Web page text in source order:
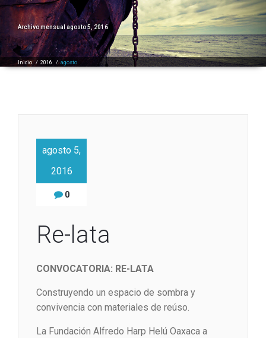
Archivo mensual agosto 5, 2016
Inicio / 2016 / agosto
agosto 5,
2016
0
Re-lata
CONVOCATORIA: RE-LATA
Construyendo un espacio de sombra y
convivencia con materiales de reúso.
La Fundación Alfredo Harp Helú Oaxaca a